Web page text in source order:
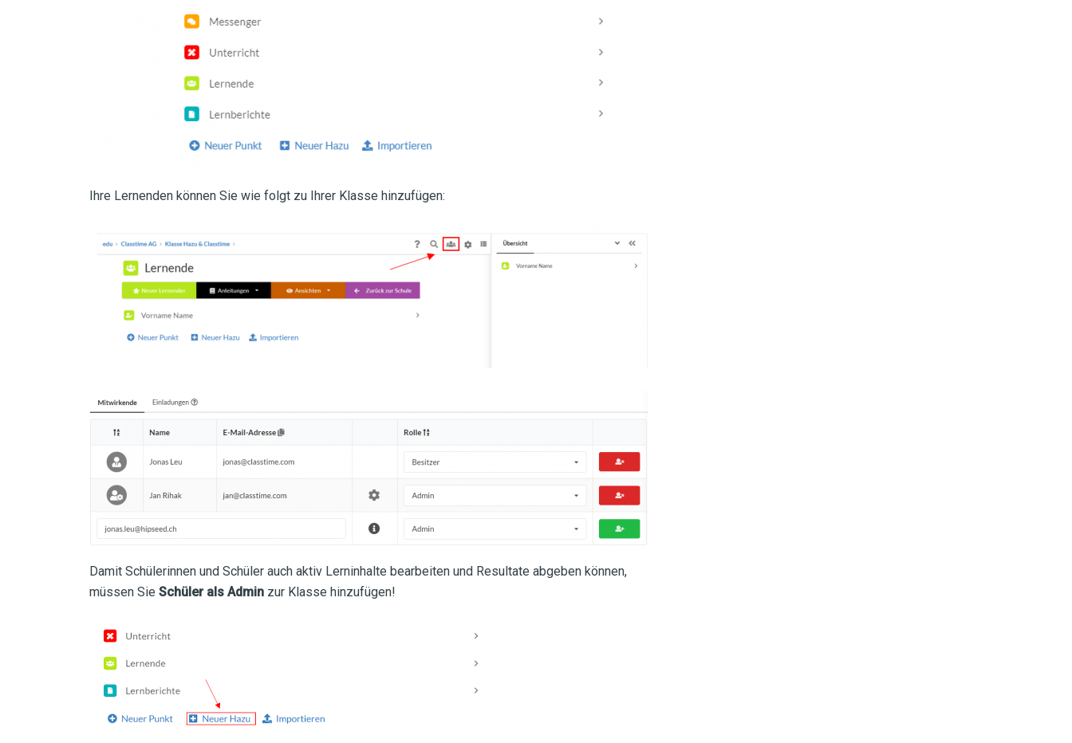
Ihre Lernenden können Sie wie folgt zu Ihrer Klasse hinzufügen:
Damit Schülerinnen und Schüler auch aktiv Lerninhalte bearbeiten und Resultate abgeben können,
müssen Sie Schüler als Admin zur Klasse hinzufügen!